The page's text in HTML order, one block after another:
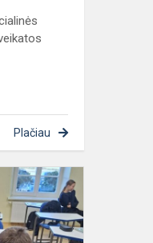
Plačiau
ąsias
M.K.Čiurlionio